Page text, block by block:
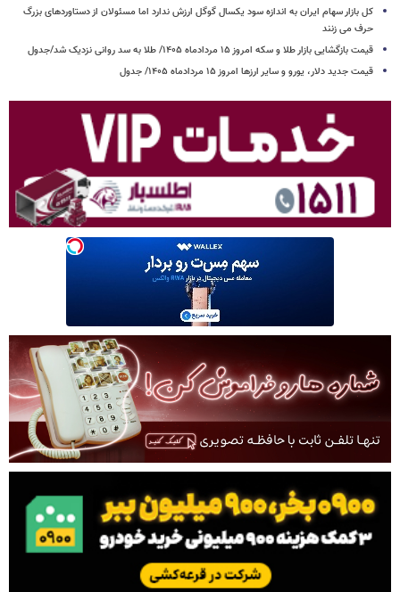
کل بازار سهام ایران به اندازه سود یکسال گوگل ارزش ندارد اما مسئولان از دستاوردهای بزرگ
حرف می زنند
قیمت بازگشایی بازار طلا و سکه امروز ۱۵ مردادماه ۱۴۰۵/ طلا به سد روانی نزدیک شد/جدول
قیمت جدید دلار، یورو و سایر ارزها امروز ۱۵ مردادماه ۱۴۰۵/ جدول